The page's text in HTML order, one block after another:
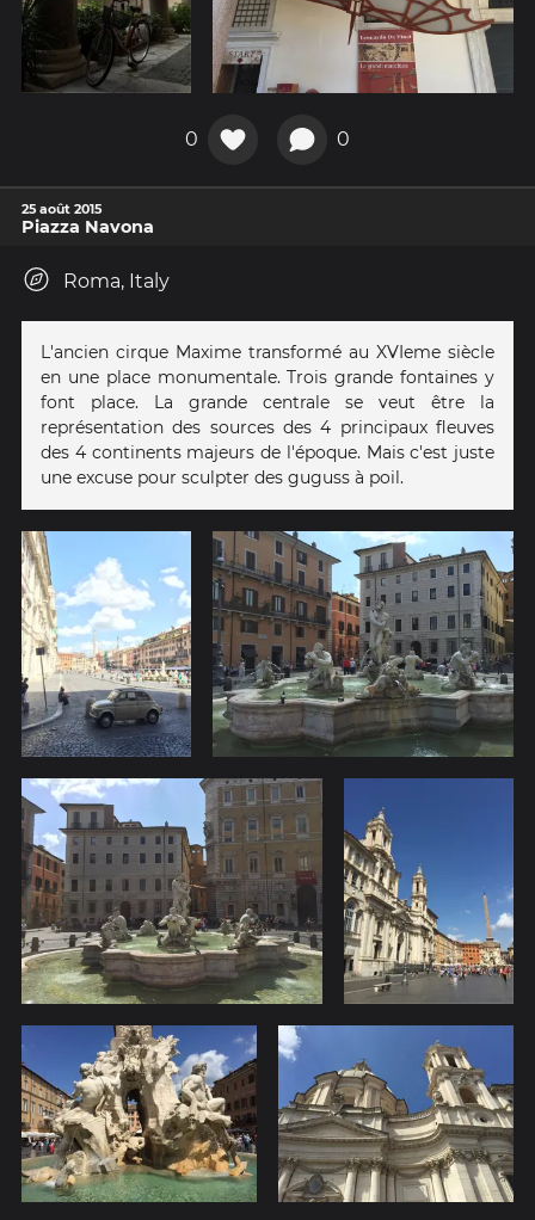
0 0
25 août 2015
Piazza Navona
Roma, Italy
L'ancien cirque Maxime transformé au XVIeme siècle
en une place monumentale. Trois grande fontaines y
font place. La grande centrale se veut être la
représentation des sources des 4 principaux fleuves
des 4 continents majeurs de l'époque. Mais c'est juste
une excuse pour sculpter des guguss à poil.